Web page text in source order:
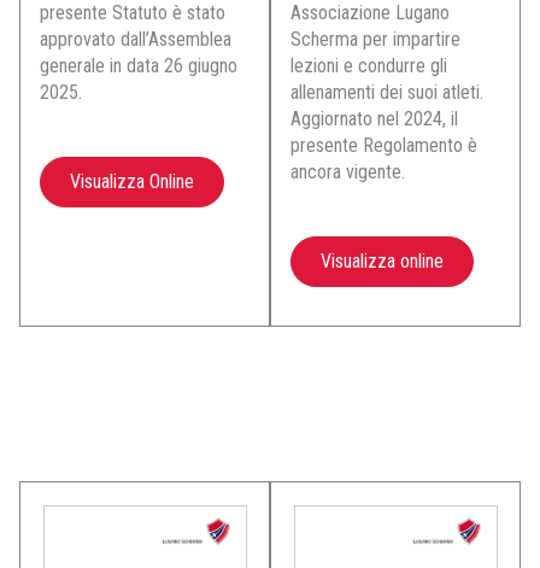
presente Statuto è stato
approvato dall’Assemblea
generale in data 26 giugno
2025.
Visualizza Online
Associazione Lugano
Scherma per impartire
lezioni e condurre gli
allenamenti dei suoi atleti.
Aggiornato nel 2024, il
presente Regolamento è
ancora vigente.
Visualizza online